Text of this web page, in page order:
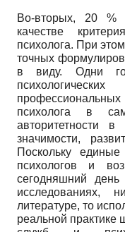
Во-вторых, 20 %
качестве
психолога. При
точных
в виду. Одни
профессиональных
психолога в
авторитетности в
значимости,
Поскольку единые
психологов и
сегодняшний
исследованиях,
литературе, то
реальной практике